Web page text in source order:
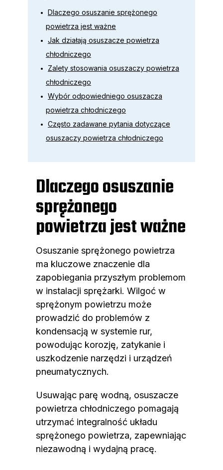
Dlaczego osuszanie sprężonego
powietrza jest ważne
Jak działają osuszacze powietrza
chłodniczego
Zalety stosowania osuszaczy powietrza
chłodniczego
Wybór odpowiedniego osuszacza
powietrza chłodniczego
Często zadawane pytania dotyczące
osuszaczy powietrza chłodniczego
Dlaczego osuszanie
sprężonego
powietrza jest ważne
Osuszanie sprężonego powietrza
ma kluczowe znaczenie dla
zapobiegania przyszłym problemom
w instalacji sprężarki. Wilgoć w
sprężonym powietrzu może
prowadzić do problemów z
kondensacją w systemie rur,
powodując korozję, zatykanie i
uszkodzenie narzędzi i urządzeń
pneumatycznych.
Usuwając parę wodną, osuszacze
powietrza chłodniczego pomagają
utrzymać integralność układu
sprężonego powietrza, zapewniając
niezawodną i wydajną pracę.